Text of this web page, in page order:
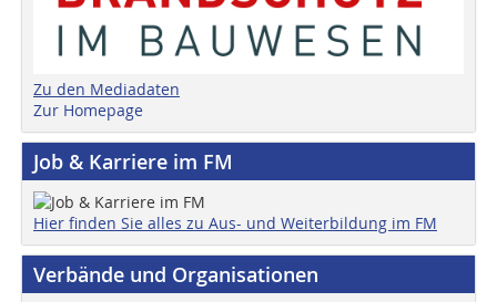
Zu den Mediadaten
Zur Homepage
Job & Karriere im FM
Hier finden Sie alles zu Aus- und Weiterbildung im FM
Verbände und Organisationen